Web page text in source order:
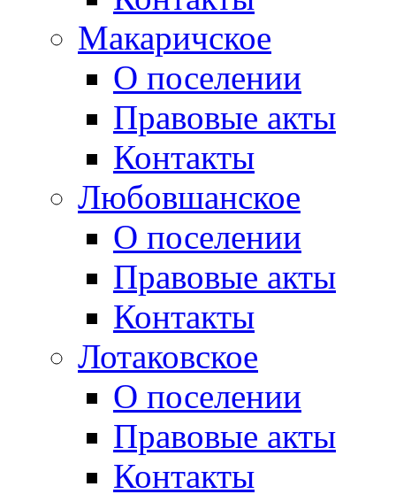
Макаричское
О поселении
Правовые акты
Контакты
Любовшанское
О поселении
Правовые акты
Контакты
Лотаковское
О поселении
Правовые акты
Контакты